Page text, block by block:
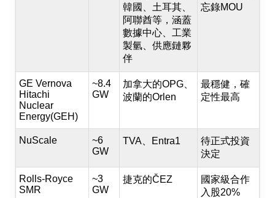
韓國、土耳其、
阿聯酋等，涵蓋
數據中心、工業
製氫、供應鏈夥
伴
忘錄MOU
GE Vernova
Hitachi
Nuclear
Energy(GEH)
~8.4
GW
加拿大的OPG、
波蘭的Orlen
最穩健，確
定性最高
NuScale
~6
GW
TVA、Entra1
待正式投資
決定
Rolls-Royce
SMR
~3
GW
捷克的ČEZ
國家級合作
入股20%